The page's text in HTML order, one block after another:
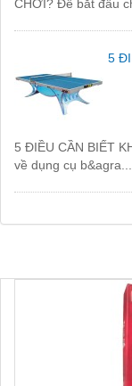
CHƠI? Để bắt đầu
5
5 ĐIỀU CẦN BIẾT
về dụng cụ b&agra...